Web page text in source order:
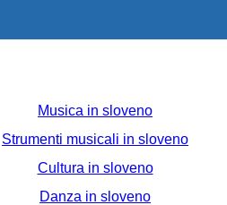
Musica in sloveno
Strumenti musicali in sloveno
Cultura in sloveno
Danza in sloveno